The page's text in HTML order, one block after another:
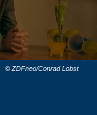
© ZDFneo/Conrad Lobst